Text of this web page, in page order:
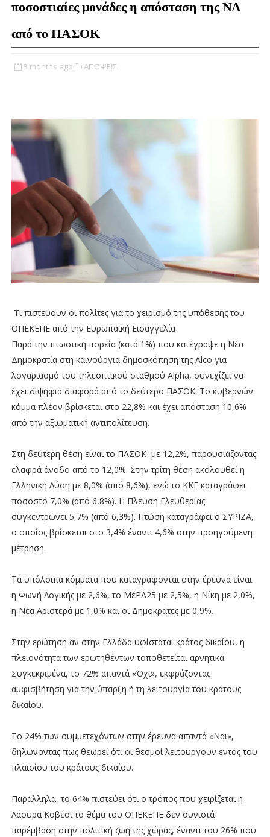
ποσοστιαίες μονάδες η απόσταση της ΝΔ
από το ΠΑΣΟΚ
3 months ago ΑΠΟΨΕΙΣ,
Τι πιστεύουν οι πολίτες για το χειρισμό της υπόθεσης του
ΟΠΕΚΕΠΕ από την Ευρωπαϊκή Εισαγγελία
Παρά την πτωστική πορεία (κατά 1%) που κατέγραψε η Νέα
Δημοκρατία στη καινούργια δημοσκόπηση της Alco για
λογαριασμό του τηλεοπτικού σταθμού Alpha, συνεχίζει να
έχει διψήφια διαφορά από το δεύτερο ΠΑΣΟΚ. Το κυβερνών
κόμμα πλέον βρίσκεται στο 22,8% και έχει απόσταση 10,6%
από την αξιωματική αντιπολίτευση.
Στη δεύτερη θέση είναι το ΠΑΣΟΚ με 12,2%, παρουσιάζοντας
ελαφρά άνοδο από το 12,0%. Στην τρίτη θέση ακολουθεί η
Ελληνική Λύση με 8,0% (από 8,6%), ενώ το ΚΚΕ καταγράφει
ποσοστό 7,0% (από 6,8%). Η Πλεύση Ελευθερίας
συγκεντρώνει 5,7% (από 6,3%). Πτώση καταγράφει ο ΣΥΡΙΖΑ,
ο οποίος βρίσκεται στο 3,4% έναντι 4,6% στην προηγούμενη
μέτρηση.
Τα υπόλοιπα κόμματα που καταγράφονται στην έρευνα είναι
η Φωνή Λογικής με 2,6%, το ΜέΡΑ25 με 2,5%, η Νίκη με 2,0%,
η Νέα Αριστερά με 1,0% και οι Δημοκράτες με 0,9%.
Στην ερώτηση αν στην Ελλάδα υφίσταται κράτος δικαίου, η
πλειονότητα των ερωτηθέντων τοποθετείται αρνητικά.
Συγκεκριμένα, το 72% απαντά «Όχι», εκφράζοντας
αμφισβήτηση για την ύπαρξη ή τη λειτουργία του κράτους
δικαίου.
Το 24% των συμμετεχόντων στην έρευνα απαντά «Ναι»,
δηλώνοντας πως θεωρεί ότι οι θεσμοί λειτουργούν εντός του
πλαισίου του κράτους δικαίου.
Παράλληλα, το 64% πιστεύει ότι ο τρόπος που χειρίζεται η
Λάουρα Κοβέσι το θέμα του ΟΠΕΚΕΠΕ δεν συνιστά
παρέμβαση στην πολιτική ζωή της χώρας, έναντι του 26% που